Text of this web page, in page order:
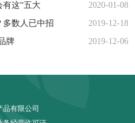
2020-01-08
有这“五大
2019-12-18
多数人已中招
2019-12-06
牌
品有限公司